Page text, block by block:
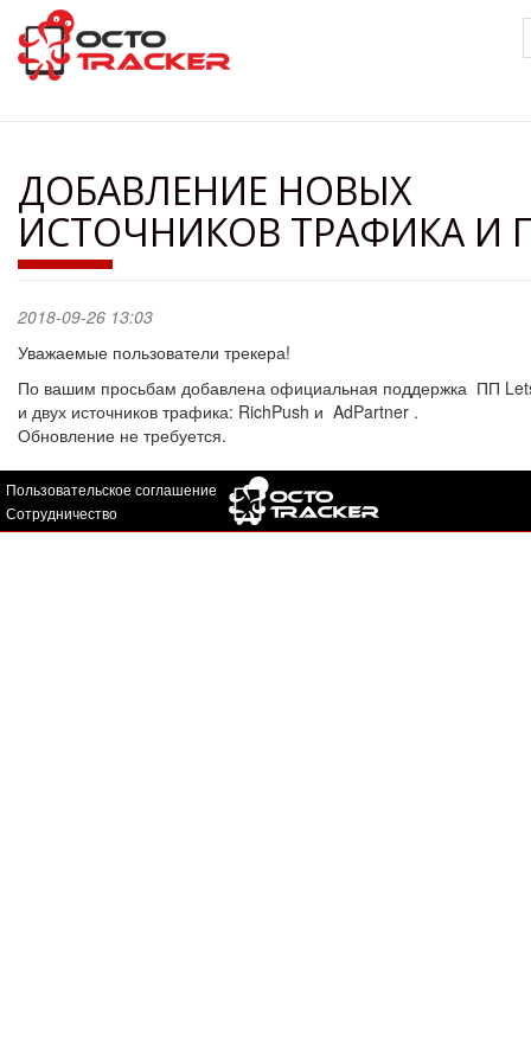
Перейти
основному
содержанию
ДОБАВЛЕНИЕ НОВЫХ
ИСТОЧНИКОВ ТРАФИКА И
2018-09-26 13:03
Уважаемые пользователи трекера!
По вашим просьбам добавлена официальная поддержка ПП
и двух источников трафика: RichPush и AdPartner .
Обновление не требуется.
Пользовательское соглашение
Сотрудничество